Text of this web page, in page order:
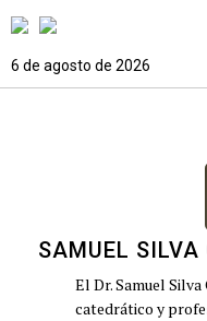
6 de agosto de 2026
SAMUEL SILVA
El Dr. Samuel
catedrático y